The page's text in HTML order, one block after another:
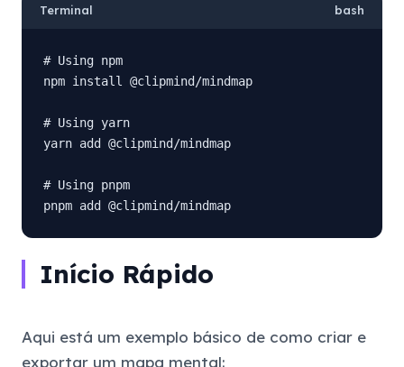
Terminal bash
# Using npm
npm install @clipmind/mindmap
# Using yarn
yarn add @clipmind/mindmap
# Using pnpm
pnpm add @clipmind/mindmap
Início Rápido
Aqui está um exemplo básico de como criar e
exportar um mapa mental: